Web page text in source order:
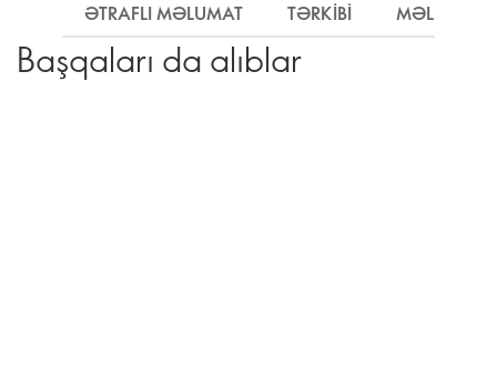
ƏTRAFLI MƏLUMAT TƏRKIBI MƏLUMAT
Başqaları da alıblar